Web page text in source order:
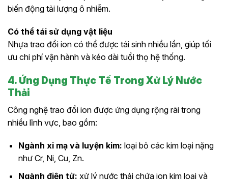
biến động tải lượng ô nhiễm.
Có thể tái sử dụng vật liệu
Nhựa trao đổi ion có thể được tái sinh nhiều lần, giúp tối
ưu chi phí vận hành và kéo dài tuổi thọ hệ thống.
4. Ứng Dụng Thực Tế Trong Xử Lý Nước
Thải
Công nghệ trao đổi ion được ứng dụng rộng rãi trong
nhiều lĩnh vực, bao gồm:
Ngành xi mạ và luyện kim: loại bỏ các kim loại nặng
như Cr, Ni, Cu, Zn.
Ngành điện tử: xử lý nước thải chứa ion kim loại và